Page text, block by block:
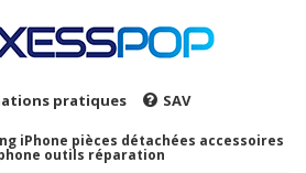
pratiques SAV
iPhone pièces détachées accessoires
outils réparation